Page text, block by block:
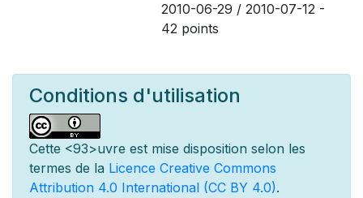
2010-06-29 / 2010-07-12 -
42 points
Conditions d'utilisation
Cette <93>uvre est mise disposition selon les
termes de la Licence Creative Commons
Attribution 4.0 International (CC BY 4.0).